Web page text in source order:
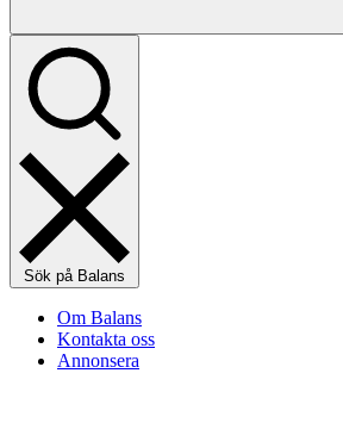
Sök på Balans
Om Balans
Kontakta oss
Annonsera